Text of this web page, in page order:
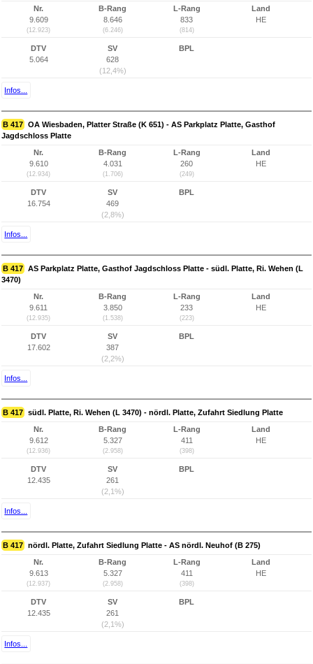
Nr.
9.609
(12.923)
B-Rang
8.646
(6.246)
L-Rang
833
(814)
Land
HE
DTV
5.064
SV
628
(12,4%)
BPL
Infos...
B 417 OA Wiesbaden, Platter Straße (K 651) - AS Parkplatz Platte, Gasthof
Jagdschloss Platte
Nr.
9.610
(12.934)
B-Rang
4.031
(1.706)
L-Rang
260
(249)
Land
HE
DTV
16.754
SV
469
(2,8%)
BPL
Infos...
B 417 AS Parkplatz Platte, Gasthof Jagdschloss Platte - südl. Platte, Ri. Wehen (L
3470)
Nr.
9.611
(12.935)
B-Rang
3.850
(1.538)
L-Rang
233
(223)
Land
HE
DTV
17.602
SV
387
(2,2%)
BPL
Infos...
B 417 südl. Platte, Ri. Wehen (L 3470) - nördl. Platte, Zufahrt Siedlung Platte
Nr.
9.612
(12.936)
B-Rang
5.327
(2.958)
L-Rang
411
(398)
Land
HE
DTV
12.435
SV
261
(2,1%)
BPL
Infos...
B 417 nördl. Platte, Zufahrt Siedlung Platte - AS nördl. Neuhof (B 275)
Nr.
9.613
(12.937)
B-Rang
5.327
(2.958)
L-Rang
411
(398)
Land
HE
DTV
12.435
SV
261
(2,1%)
BPL
Infos...